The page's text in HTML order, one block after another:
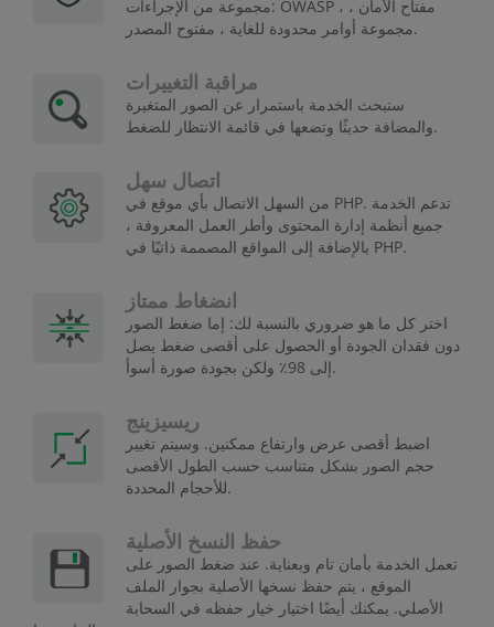
مجموعة من الإجراءات: OWASP ، مفتاح الأمان ،
مجموعة أوامر محدودة للغاية ، مفتوح المصدر.
مراقبة التغييرات
ستبحث الخدمة باستمرار عن الصور المتغيرة
والمضافة حديثًا وتضعها في قائمة الانتظار للضغط.
اتصال سهل
من السهل الاتصال بأي موقع في PHP. تدعم الخدمة
جميع أنظمة إدارة المحتوى وأطر العمل المعروفة ،
بالإضافة إلى المواقع المصممة ذاتيًا في PHP.
انضغاط ممتاز
اختر كل ما هو ضروري بالنسبة لك: إما ضغط الصور
دون فقدان الجودة أو الحصول على أقصى ضغط يصل
إلى 98٪ ولكن بجودة صورة أسوأ.
ريسيزينج
اضبط أقصى عرض وارتفاع ممكنين. وسيتم تغيير
حجم الصور بشكل متناسب حسب الطول الأقصى
للأحجام المحددة.
حفظ النسخ الأصلية
تعمل الخدمة بأمان تام وبعناية. عند ضغط الصور على
الموقع ، يتم حفظ نسخها الأصلية بجوار الملف
الأصلي. يمكنك أيضًا اختيار خيار حفظه في السحابة